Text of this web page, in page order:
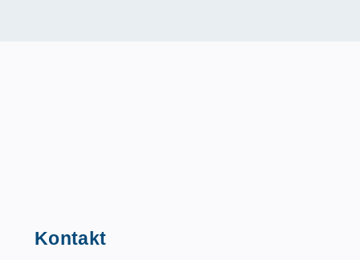
Kontakt